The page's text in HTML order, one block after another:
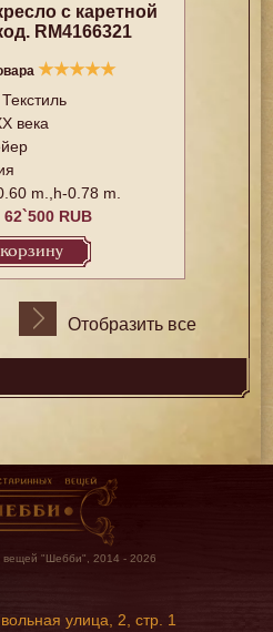
с каретной
RM4166321
★★★★★
векa
m.,h-0.78 m.
62`500 RUB
Отобразить все
вещей "Шебби", 2014 - 2026
улица, 2, стр. 1